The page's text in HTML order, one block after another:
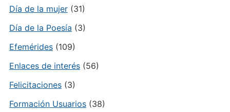
Día de la mujer(31)
Día de la Poesía (3)
Efemérides(109)
Enlaces de interés(56)
Felicitaciones(3)
Formación Usuarios(38)